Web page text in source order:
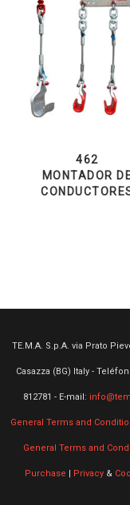
462
MONTADOR
TE.M.A. S.p.A. via Prato
Casazza (BG) Italy -
812781 - E-mail:
General Terms and
General Terms and
Purchase | Privacy&